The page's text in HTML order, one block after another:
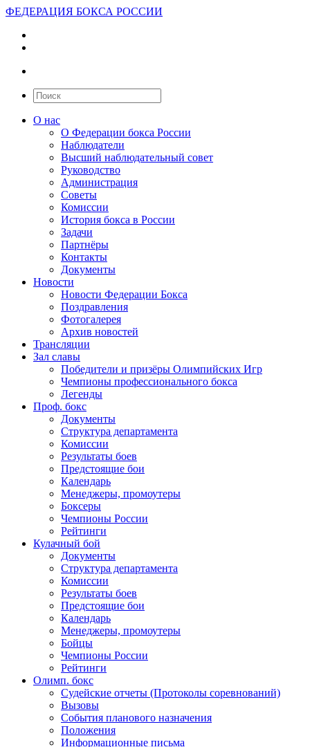
ФЕДЕРАЦИЯ БОКСА РОССИИ
О нас
О Федерации бокса России
Наблюдатели
Высший наблюдательный совет
Руководство
Администрация
Советы
Комиссии
История бокса в России
Задачи
Партнёры
Контакты
Документы
Новости
Новости Федерации Бокса
Поздравления
Фотогалерея
Архив новостей
Трансляции
Зал славы
Победители и призёры Олимпийских Игр
Чемпионы профессионального бокса
Легенды
Проф. бокс
Документы
Структура департамента
Комиссии
Результаты боев
Предстоящие бои
Календарь
Менеджеры, промоутеры
Боксеры
Чемпионы России
Рейтинги
Кулачный бой
Документы
Структура департамента
Комиссии
Результаты боев
Предстоящие бои
Календарь
Менеджеры, промоутеры
Бойцы
Чемпионы России
Рейтинги
Олимп. бокс
Судейские отчеты (Протоколы соревнований)
Вызовы
События планового назначения
Положения
Информационные письма